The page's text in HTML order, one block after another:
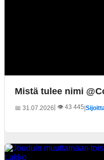
Mistä tulee nimi
📅 31.07.2026 | 👁️ 43 445|